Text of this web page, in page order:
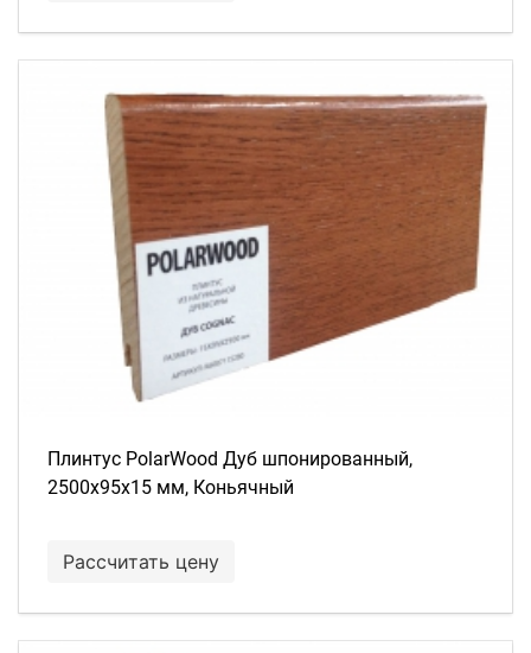
Плинтус PolarWood Дуб шпонированный,
2500х95х15 мм, Коньячный
Рассчитать цену